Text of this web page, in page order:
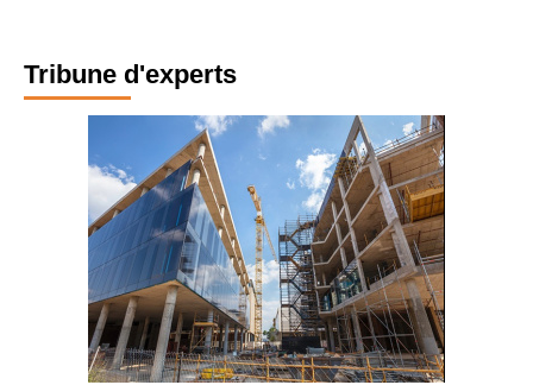
Tribune d'experts